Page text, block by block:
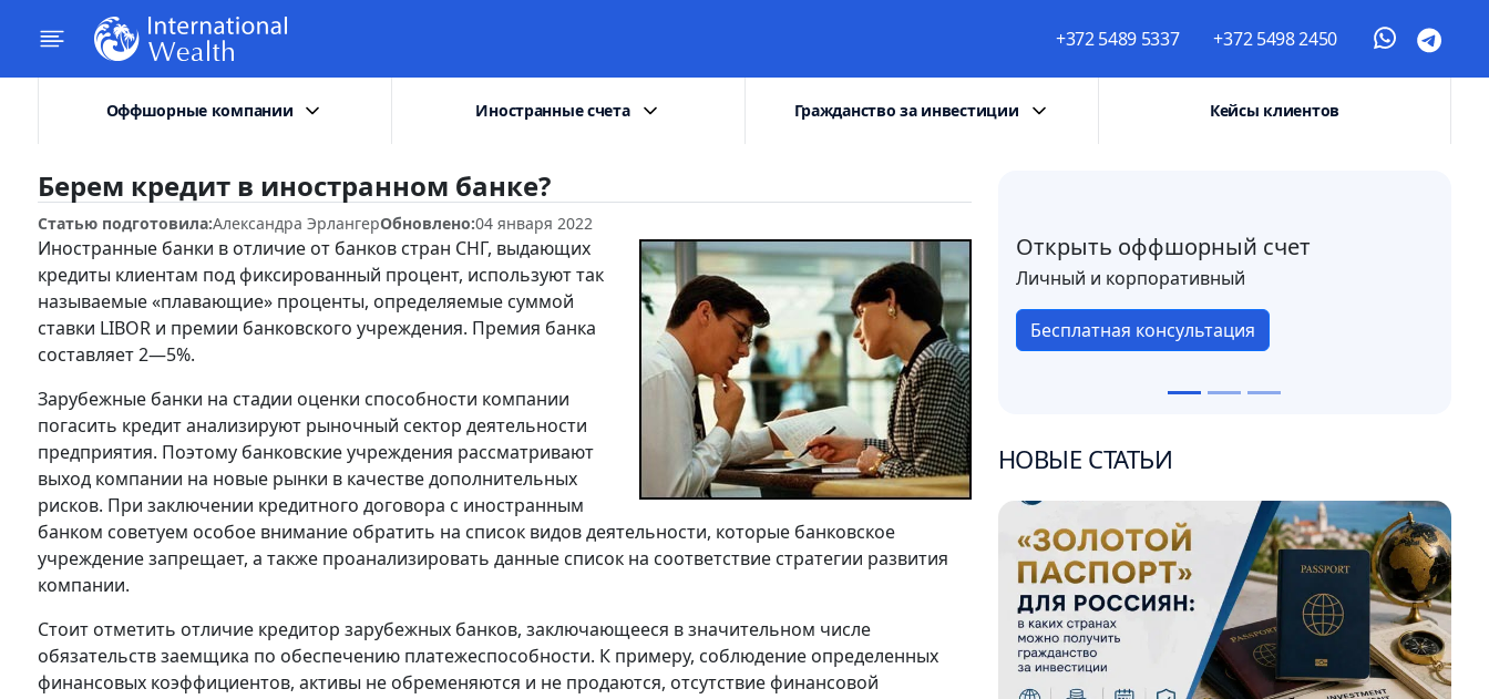
+372 5489 5337 +372 5498 2450
Оффшорные компании Иностранные счета Гражданство за инвестиции Кейсы клиентов
Берем кредит в иностранном банке?
Статью подготовила:Александра ЭрлангерОбновлено:04 января 2022
Иностранные банки в отличие от банков стран СНГ, выдающих
кредиты клиентам под фиксированный процент, используют так
называемые «плавающие» проценты, определяемые суммой
ставки LIBOR и премии банковского учреждения. Премия банка
составляет 2—5%.
Зарубежные банки на стадии оценки способности компании
погасить кредит анализируют рыночный сектор деятельности
предприятия. Поэтому банковские учреждения рассматривают
выход компании на новые рынки в качестве дополнительных
рисков. При заключении кредитного договора с иностранным
банком советуем особое внимание обратить на список видов деятельности, которые банковское
учреждение запрещает, а также проанализировать данные список на соответствие стратегии развития
компании.
Стоит отметить отличие кредитор зарубежных банков, заключающееся в значительном числе
обязательств заемщика по обеспечению платежеспособности. К примеру, соблюдение определенных
финансовых коэффициентов, активы не обременяются и не продаются, отсутствие финансовой
Открыть оффшорный счет
Личный и корпоративный
Бесплатная консультация
НОВЫЕ СТАТЬИ